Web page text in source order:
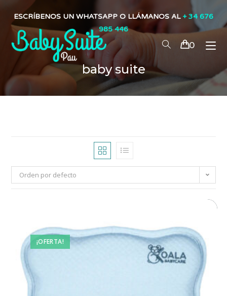
ESCRÍBENOS UN WHATSAPP O LLÁMANOS AL + 34 676
985 446
0
baby suite
Orden por defecto
¡OFERTA!